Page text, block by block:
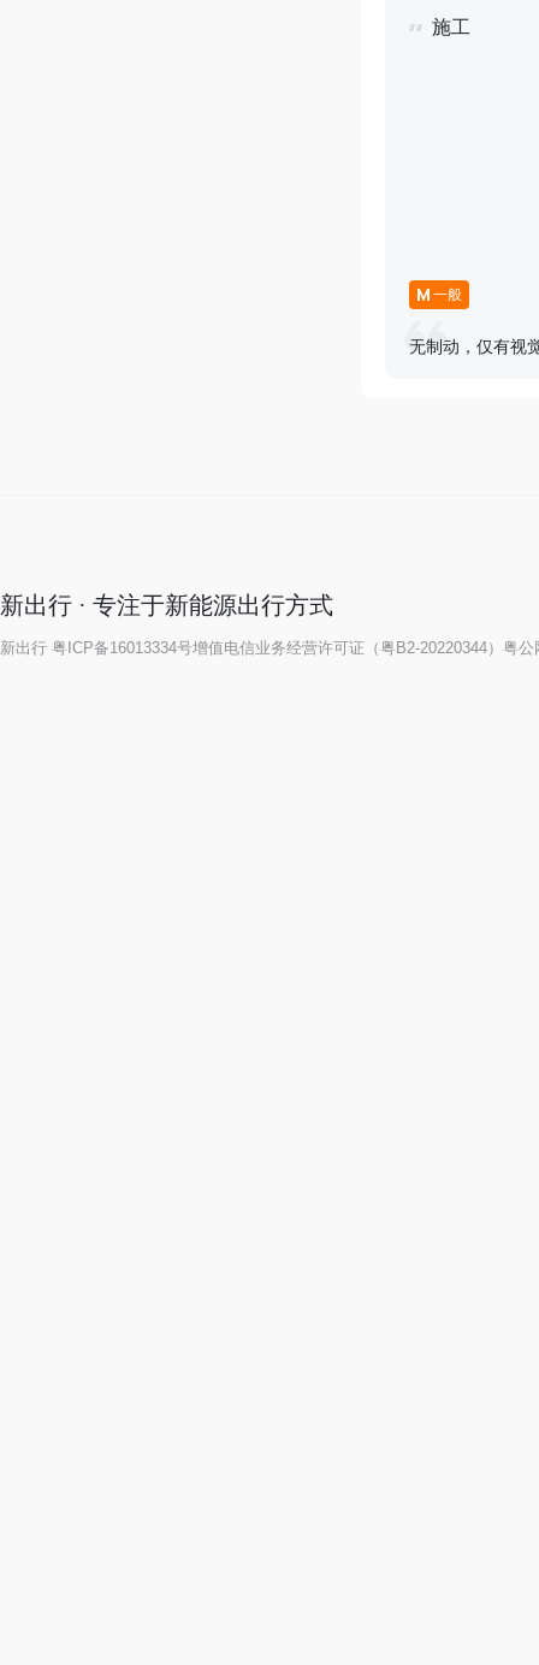
施工
M一般
无制动，仅有视
新出行 · 专注于新能源出行方式
新出行 粤ICP备16013334号增值电信业务经营许可证（粤B2-20220344） 粤公